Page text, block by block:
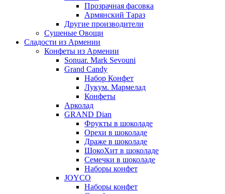
Прозрачная фасовка
Армянский Тараз
Другие производители
Сушеные Овощи
Сладости из Армении
Конфеты из Армении
Sonuar. Mark Sevouni
Grand Candy
Набор Конфет
Лукум. Мармелад
Конфеты
Арколад
GRAND Dian
Фрукты в шоколаде
Орехи в шоколаде
Драже в шоколаде
ШокоХит в шоколаде
Семечки в шоколаде
Наборы конфет
JOYCO
Наборы конфет